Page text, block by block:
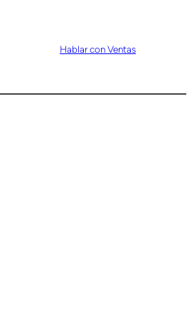
Hablar con Ventas